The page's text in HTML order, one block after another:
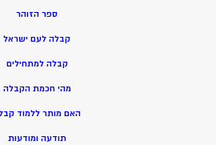
ספר הזוהר
קבלה לעם ישראל
קבלה למתחילים
מהי חכמת הקבלה
האם מותר ללמוד
תודעה ומודעות